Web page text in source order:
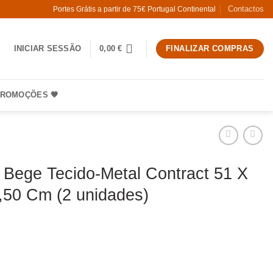
Portes Grátis a partir de 75€ Portugal Continental Contactos
INICIAR SESSÃO 0,00€ FINALIZAR COMPRAS
🧡
Tecido-Metal Contract 51 X
Cm (2 unidades)